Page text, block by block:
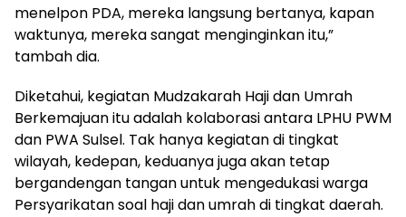
menelpon PDA, mereka langsung bertanya, kapan
waktunya, mereka sangat menginginkan itu,”
tambah dia.
Diketahui, kegiatan Mudzakarah Haji dan Umrah
Berkemajuan itu adalah kolaborasi antara LPHU PWM
dan PWA Sulsel. Tak hanya kegiatan di tingkat
wilayah, kedepan, keduanya juga akan tetap
bergandengan tangan untuk mengedukasi warga
Persyarikatan soal haji dan umrah di tingkat daerah.